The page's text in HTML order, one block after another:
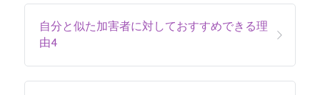
自分と似た加害者に対しておすすめできる理
由4